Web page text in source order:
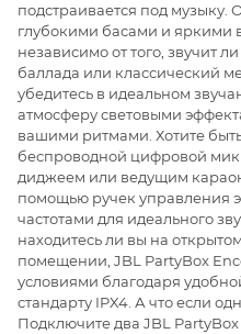
подстраивается под музыку.
глубокими басами и яркими
независимо от того, звучит
баллада или классический
убедитесь в идеальном
атмосферу световыми
вашими ритмами. Хотите
беспроводной цифровой
диджеем или ведущим
помощью ручек управления
частотами для идеального
находитесь ли вы на
помещении, JBL PartyBox
условиями благодаря
стандарту IPX4. А что если
Подключите два JBL